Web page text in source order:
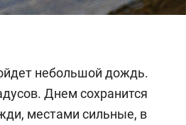
небольшой дождь.
Днем сохранится
местами сильные, в